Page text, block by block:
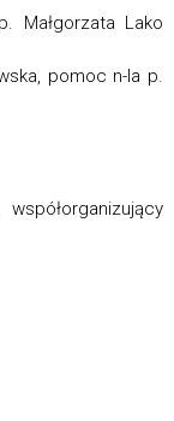
Małgorzata Lako
pomoc n-la p.